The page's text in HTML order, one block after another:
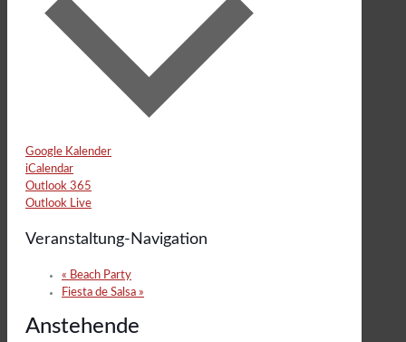
Google Kalender
iCalendar
Outlook 365
Outlook Live
Veranstaltung-Navigation
« Beach Party
Fiesta de Salsa »
Anstehende